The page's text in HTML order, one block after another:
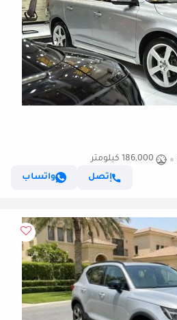
186,000 كيلومتر
إتصل
واتساب